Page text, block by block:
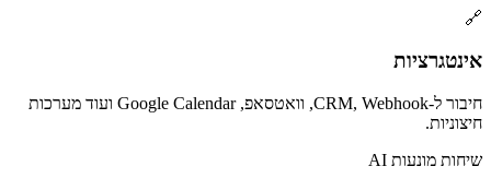
🔗
אינטגרציות
חיבור ל-CRM, Webhook, וואטסאפ, Google Calendar ועוד מערכות
חיצוניות.
שיחות מונעות AI